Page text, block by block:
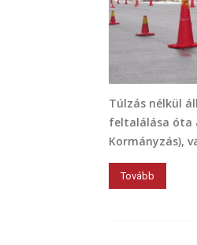
Túlzás nélkül
feltalálása óta
Kormányzás),
Tovább